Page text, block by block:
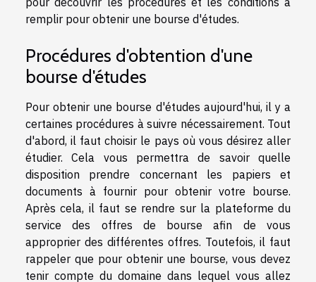
remplir pour obtenir une bourse d'études.
Procédures d'obtention d'une
bourse d'études
Pour obtenir une bourse d'études aujourd'hui, il y a
certaines procédures à suivre nécessairement. Tout
d'abord, il faut choisir le pays où vous désirez aller
étudier. Cela vous permettra de savoir quelle
disposition prendre concernant les papiers et
documents à fournir pour obtenir votre bourse.
Après cela, il faut se rendre sur la plateforme du
service des offres de bourse afin de vous
approprier des différentes offres. Toutefois, il faut
rappeler que pour obtenir une bourse, vous devez
tenir compte du domaine dans lequel vous allez